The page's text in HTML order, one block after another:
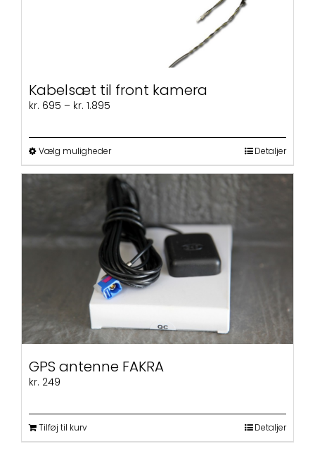
Kabelsæt til front kamera
kr. 695 – kr. 1.895
kr. 1.895
Vælg mulighederDette
vare
har
flere
varianter.
Mulighederne
kan
vælges
på
varesiden
Detaljer
GPS antenne FAKRA
kr. 249
Tilføj til kurv Detaljer